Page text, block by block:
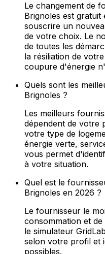
Le changement de
Brignoles est gratuit
souscrire un
de votre choix. Le
de toutes les
la résiliation de
coupure d'énergie
Quels sont les
Brignoles ?
Les meilleurs
dépendent de votre
votre type de
énergie verte,
vous permet
à votre situation.
Quel est le
Brignoles en 2026 ?
Le fournisseur le
consommation et
le simulateur
selon votre profil et
possibles.